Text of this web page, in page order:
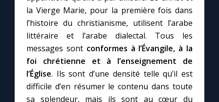
la Vierge Marie, pour la première fois dans
l’histoire du christianisme, utilisent l’arabe
littéraire et l’arabe dialectal. Tous les
messages sont conformes à l’Évangile, à la
foi chrétienne et à l’enseignement de
l’Église. Ils sont d’une densité telle qu’il est
difficile d’en résumer le contenu dans toute
sa splendeur, mais ils sont au cœur du